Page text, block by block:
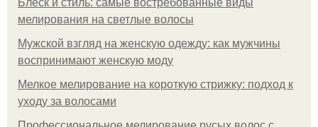
Блеск и стиль: самые востребованные виды
мелирования на светлые волосы
Мужской взгляд на женскую одежду: как мужчины
воспринимают женскую моду
Мелкое мелирование на короткую стрижку: подход к
уходу за волосами